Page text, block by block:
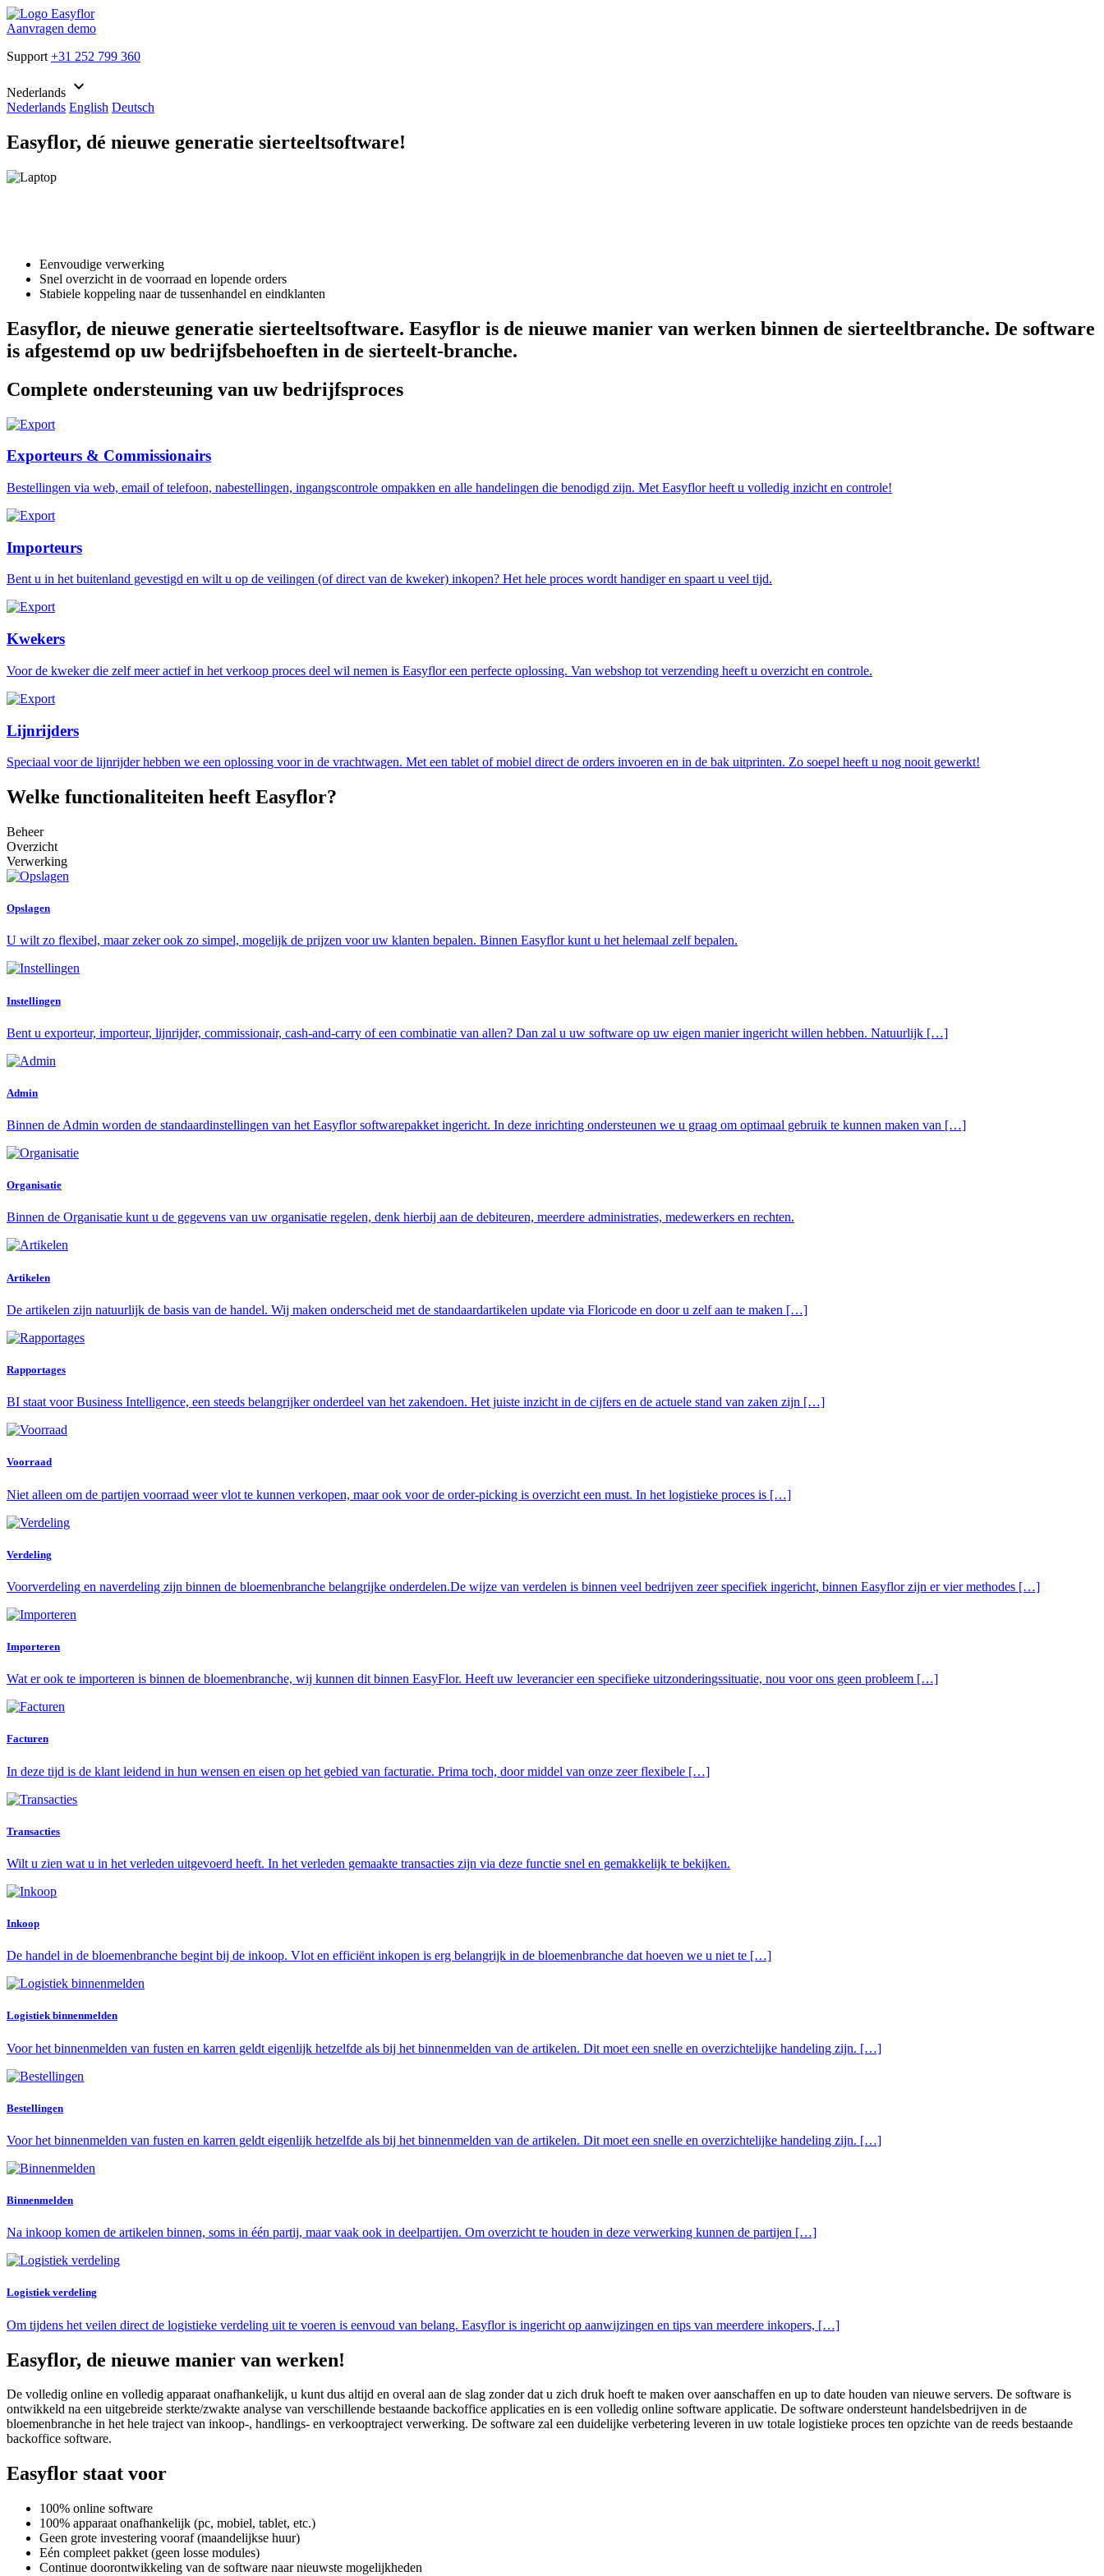
Aanvragen demo
Support +31 252 799 360
Nederlands keyboard_arrow_down
Nederlands English Deutsch
Easyflor, dé nieuwe generatie sierteeltsoftware!
Eenvoudige verwerking
Snel overzicht in de voorraad en lopende orders
Stabiele koppeling naar de tussenhandel en eindklanten
Easyflor, de nieuwe generatie sierteeltsoftware. Easyflor is de nieuwe manier van werken binnen de sierteeltbranche. De software
is afgestemd op uw bedrijfsbehoeften in de sierteelt-branche.
Complete ondersteuning van uw bedrijfsproces
Exporteurs & Commissionairs
Bestellingen via web, email of telefoon, nabestellingen, ingangscontrole ompakken en alle handelingen die benodigd zijn. Met Easyflor heeft u volledig inzicht en controle!
Importeurs
Bent u in het buitenland gevestigd en wilt u op de veilingen (of direct van de kweker) inkopen? Het hele proces wordt handiger en spaart u veel tijd.
Kwekers
Voor de kweker die zelf meer actief in het verkoop proces deel wil nemen is Easyflor een perfecte oplossing. Van webshop tot verzending heeft u overzicht en controle.
Lijnrijders
Speciaal voor de lijnrijder hebben we een oplossing voor in de vrachtwagen. Met een tablet of mobiel direct de orders invoeren en in de bak uitprinten. Zo soepel heeft u nog nooit gewerkt!
Welke functionaliteiten heeft Easyflor?
Beheer
Overzicht
Verwerking
Opslagen
U wilt zo flexibel, maar zeker ook zo simpel, mogelijk de prijzen voor uw klanten bepalen. Binnen Easyflor kunt u het helemaal zelf bepalen.
Instellingen
Bent u exporteur, importeur, lijnrijder, commissionair, cash-and-carry of een combinatie van allen? Dan zal u uw software op uw eigen manier ingericht willen hebben. Natuurlijk […]
Admin
Binnen de Admin worden de standaardinstellingen van het Easyflor softwarepakket ingericht. In deze inrichting ondersteunen we u graag om optimaal gebruik te kunnen maken van […]
Organisatie
Binnen de Organisatie kunt u de gegevens van uw organisatie regelen, denk hierbij aan de debiteuren, meerdere administraties, medewerkers en rechten.
Artikelen
De artikelen zijn natuurlijk de basis van de handel. Wij maken onderscheid met de standaardartikelen update via Floricode en door u zelf aan te maken […]
Rapportages
BI staat voor Business Intelligence, een steeds belangrijker onderdeel van het zakendoen. Het juiste inzicht in de cijfers en de actuele stand van zaken zijn […]
Voorraad
Niet alleen om de partijen voorraad weer vlot te kunnen verkopen, maar ook voor de order-picking is overzicht een must. In het logistieke proces is […]
Verdeling
Voorverdeling en naverdeling zijn binnen de bloemenbranche belangrijke onderdelen.De wijze van verdelen is binnen veel bedrijven zeer specifiek ingericht, binnen Easyflor zijn er vier methodes […]
Importeren
Wat er ook te importeren is binnen de bloemenbranche, wij kunnen dit binnen EasyFlor. Heeft uw leverancier een specifieke uitzonderingssituatie, nou voor ons geen probleem […]
Facturen
In deze tijd is de klant leidend in hun wensen en eisen op het gebied van facturatie. Prima toch, door middel van onze zeer flexibele […]
Transacties
Wilt u zien wat u in het verleden uitgevoerd heeft. In het verleden gemaakte transacties zijn via deze functie snel en gemakkelijk te bekijken.
Inkoop
De handel in de bloemenbranche begint bij de inkoop. Vlot en efficiënt inkopen is erg belangrijk in de bloemenbranche dat hoeven we u niet te […]
Logistiek binnenmelden
Voor het binnenmelden van fusten en karren geldt eigenlijk hetzelfde als bij het binnenmelden van de artikelen. Dit moet een snelle en overzichtelijke handeling zijn. […]
Bestellingen
Voor het binnenmelden van fusten en karren geldt eigenlijk hetzelfde als bij het binnenmelden van de artikelen. Dit moet een snelle en overzichtelijke handeling zijn. […]
Binnenmelden
Na inkoop komen de artikelen binnen, soms in één partij, maar vaak ook in deelpartijen. Om overzicht te houden in deze verwerking kunnen de partijen […]
Logistiek verdeling
Om tijdens het veilen direct de logistieke verdeling uit te voeren is eenvoud van belang. Easyflor is ingericht op aanwijzingen en tips van meerdere inkopers, […]
Easyflor, de nieuwe manier van werken!
De volledig online en volledig apparaat onafhankelijk, u kunt dus altijd en overal aan de slag zonder dat u zich druk hoeft te maken over aanschaffen en up to date houden van nieuwe servers. De software is
ontwikkeld na een uitgebreide sterkte/zwakte analyse van verschillende bestaande backoffice applicaties en is een volledig online software applicatie. De software ondersteunt handelsbedrijven in de
bloemenbranche in het hele traject van inkoop-, handlings- en verkooptraject verwerking. De software zal een duidelijke verbetering leveren in uw totale logistieke proces ten opzichte van de reeds bestaande
backoffice software.
Easyflor staat voor
100% online software
100% apparaat onafhankelijk (pc, mobiel, tablet, etc.)
Geen grote investering vooraf (maandelijkse huur)
Eén compleet pakket (geen losse modules)
Continue doorontwikkeling van de software naar nieuwste mogelijkheden